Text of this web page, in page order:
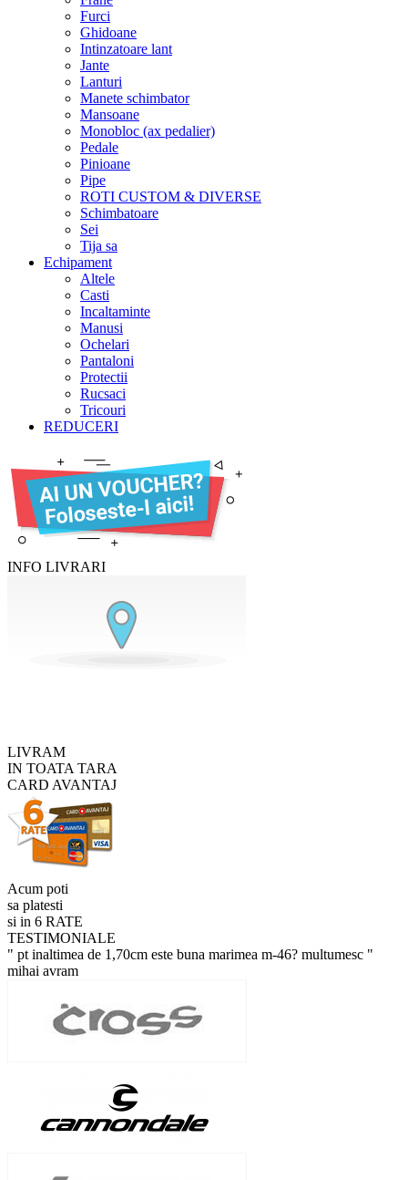
Furci
Ghidoane
Intinzatoare lant
Jante
Lanturi
Manete schimbator
Mansoane
Monobloc (ax pedalier)
Pedale
Pinioane
Pipe
ROTI CUSTOM & DIVERSE
Schimbatoare
Sei
Tija sa
Echipament
Altele
Casti
Incaltaminte
Manusi
Ochelari
Pantaloni
Protectii
Rucsaci
Tricouri
REDUCERI
INFO LIVRARI
LIVRAM
IN TOATA TARA
CARD AVANTAJ
Acum poti
sa platesti
si in 6 RATE
TESTIMONIALE
" pt inaltimea de 1,70cm este buna marimea m-46? multumesc "
mihai avram